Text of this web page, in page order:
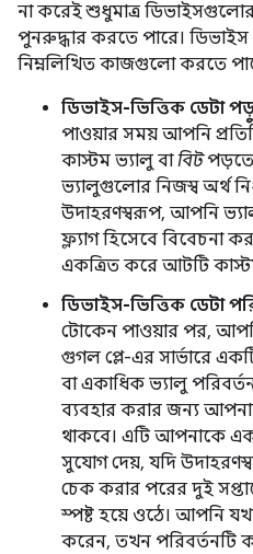
না করেই শুধুমাত্র ডিভাইসগুলোর
পুনরুদ্ধার করতে পারে।
নিম্নলিখিত কাজগুলো করতে
ডিভাইস-ভিত্তিক ডেটা
পাওয়ার সময় আপনি
কাস্টম ভ্যালু বাবিটপড়তে
ভ্যালুগুলোর নিজস্ব অর্থ
উদাহরণস্বরূপ, আপনি
ফ্ল্যাগ হিসেবে
একত্রিত করে আটটি
ডিভাইস-ভিত্তিক ডেটা
টোকেন পাওয়ার পর,
গুগল প্লে-এর সার্ভারে
বা একাধিক ভ্যালু
ব্যবহার করার জন্য
থাকবে। এটি আপনাকে
সুযোগ দেয়, যদি
চেক করার পরের দুই
স্পষ্ট হয়ে ওঠে। আপনি
করেন, তখন পরিবর্তনটি